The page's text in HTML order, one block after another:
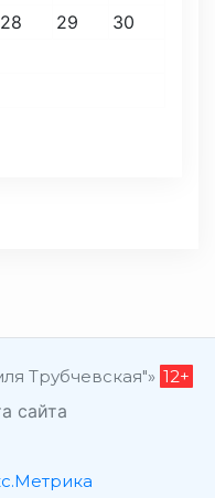
28 29
30
Трубчевская"» 12+
сайта